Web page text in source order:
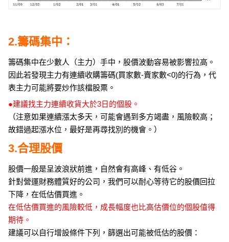
2.籌碼集中：
籌碼集中在少數人（主力）手中，股價波動容易被影響拉高。
因此若發現主力有連續收購籌碼(買家數-賣家數<0)的行為，代
表主力可能將要炒作該檔股票。
●建議找主力連續收貨大於3日的個股。
（注意如果連續漲太多天，可能會遇到多方竭盡，風險較高；
故錯過起漲水位，最好是再尋找別的機會。）
3.合理股價
股價一般是呈波浪狀前進，自然會有高峰、有低谷。
針對營運財務體質好的公司，我們可以耐心等待它的股價回拉
下降，在低估價買進。
在低估價買進的風險較低，成長幅度也比高估價位的個股值得
期待。
建議可以自行增設條件下列，篩選出可能被低估的股價：